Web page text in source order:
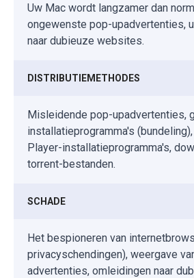
Uw Mac wordt langzamer dan
ongewenste pop-upadvertenties,
naar dubieuze websites.
DISTRIBUTIEMETHODES
Misleidende pop-upadvertenties,
installatieprogramma's
Player-installatieprogramma's,
torrent-bestanden.
SCHADE
Het bespioneren van
privacyschendingen), weergave
advertenties, omleidingen naar